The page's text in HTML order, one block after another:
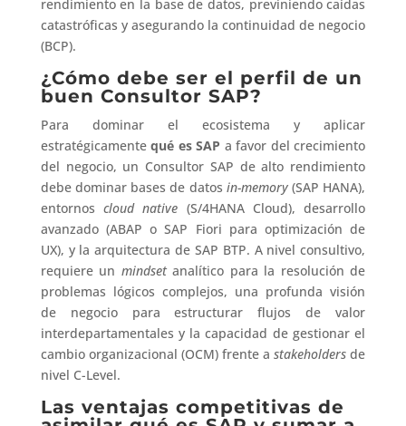
rendimiento en la base de datos, previniendo caídas
catastróficas y asegurando la continuidad de negocio
(BCP).
¿Cómo debe ser el perfil de un
buen Consultor SAP?
Para dominar el ecosistema y aplicar
estratégicamentequé es SAP a favor del crecimiento
del negocio, un Consultor SAP de alto rendimiento
debe dominar bases de datos in-memory(SAP HANA),
entornoscloud native (S/4HANA Cloud), desarrollo
avanzado (ABAP o SAP Fiori para optimización de
UX), y la arquitectura de SAP BTP. A nivel consultivo,
requiere un mindsetanalítico para la resolución de
problemas lógicos complejos, una profunda visión
de negocio para estructurar flujos de valor
interdepartamentales y la capacidad de gestionar el
cambio organizacional (OCM) frente astakeholders de
nivel C-Level.
Las ventajas competitivas de